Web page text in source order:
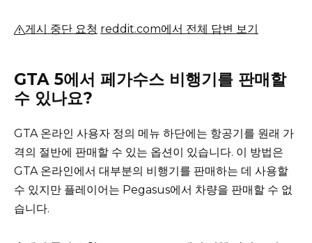
게시 중단 요청 reddit.com에서 전체 답변 보기
GTA 5에서 페가수스 비행기를 판매할
수 있나요?
GTA 온라인 사용자 정의 메뉴 하단에는 항공기를 원래 가
격의 절반에 판매할 수 있는 옵션이 있습니다. 이 방법은
GTA 온라인에서 대부분의 비행기를 판매하는 데 사용할
수 있지만 플레이어는 Pegasus에서 차량을 판매할 수 없
습니다.